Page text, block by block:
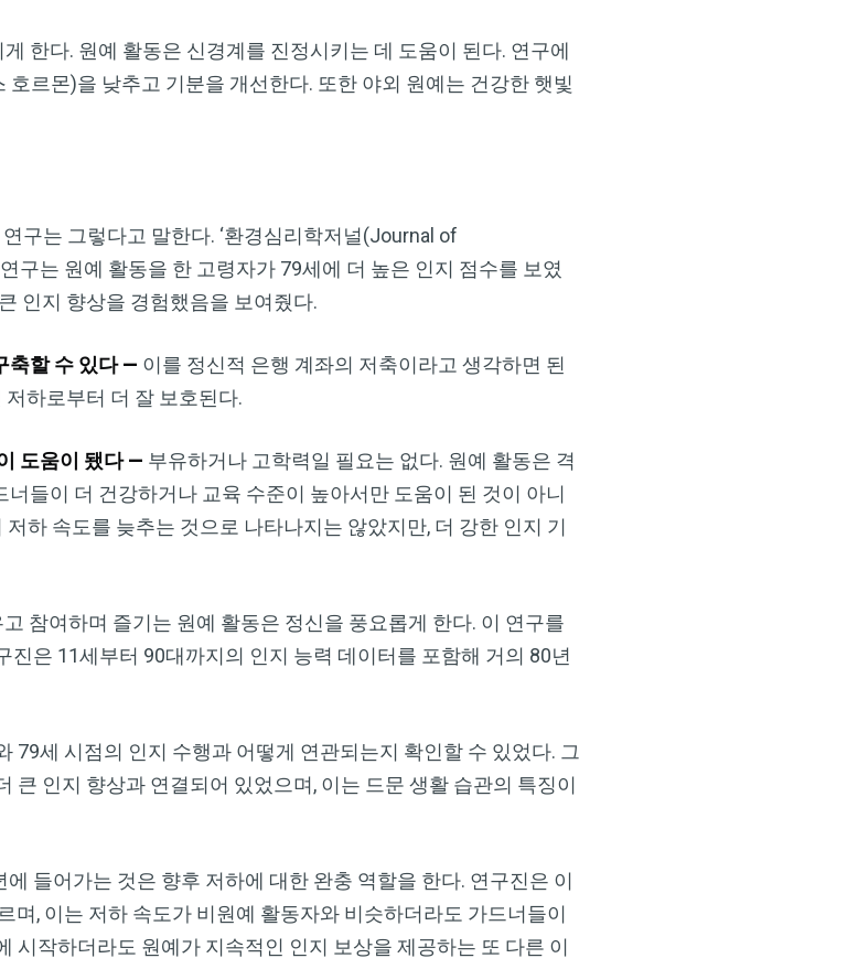
한다. 원예 활동은 신경계를 진정시키는 데 도움이 된다. 연구에
르몬)을 낮추고 기분을 개선한다. 또한 야외 원예는 건강한 햇빛
구는 그렇다고 말한다. ‘환경심리학저널(Journal of
구는 원예 활동을 한 고령자가 79세에 더 높은 인지 점수를 보였
인지 향상을 경험했음을 보여줬다.
축할 수 있다 — 이를 정신적 은행 계좌의 저축이라고 생각하면 된
하로부터 더 잘 보호된다.
도움이 됐다 — 부유하거나 고학력일 필요는 없다. 원예 활동은 격
들이 더 건강하거나 교육 수준이 높아서만 도움이 된 것이 아니
하 속도를 늦추는 것으로 나타나지는 않았지만, 더 강한 인지 기
참여하며 즐기는 원예 활동은 정신을 풍요롭게 한다. 이 연구를
은 11세부터 90대까지의 인지 능력 데이터를 포함해 거의 80년
79세 시점의 인지 수행과 어떻게 연관되는지 확인할 수 있었다. 그
큰 인지 향상과 연결되어 있었으며, 이는 드문 생활 습관의 특징이
들어가는 것은 향후 저하에 대한 완충 역할을 한다. 연구진은 이
며, 이는 저하 속도가 비원예 활동자와 비슷하더라도 가드너들이
시작하더라도 원예가 지속적인 인지 보상을 제공하는 또 다른 이